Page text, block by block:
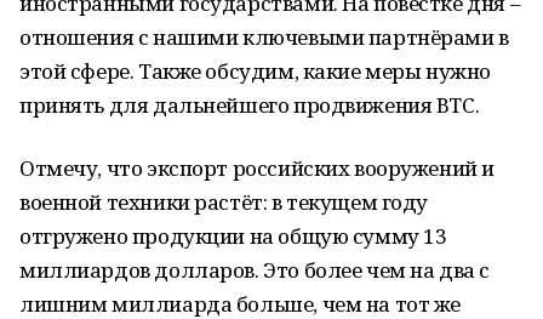
отношения с нашими ключевыми партнёрами в
этой сфере. Также обсудим, какие меры нужно
принять для дальнейшего продвижения ВТС.
Отмечу, что экспорт российских вооружений и
военной техники растёт: в текущем году
отгружено продукции на общую сумму 13
миллиардов долларов. Это более чем на два с
лишним миллиарда больше, чем на тот же